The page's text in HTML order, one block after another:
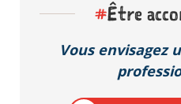
#Être
Vous envisagez